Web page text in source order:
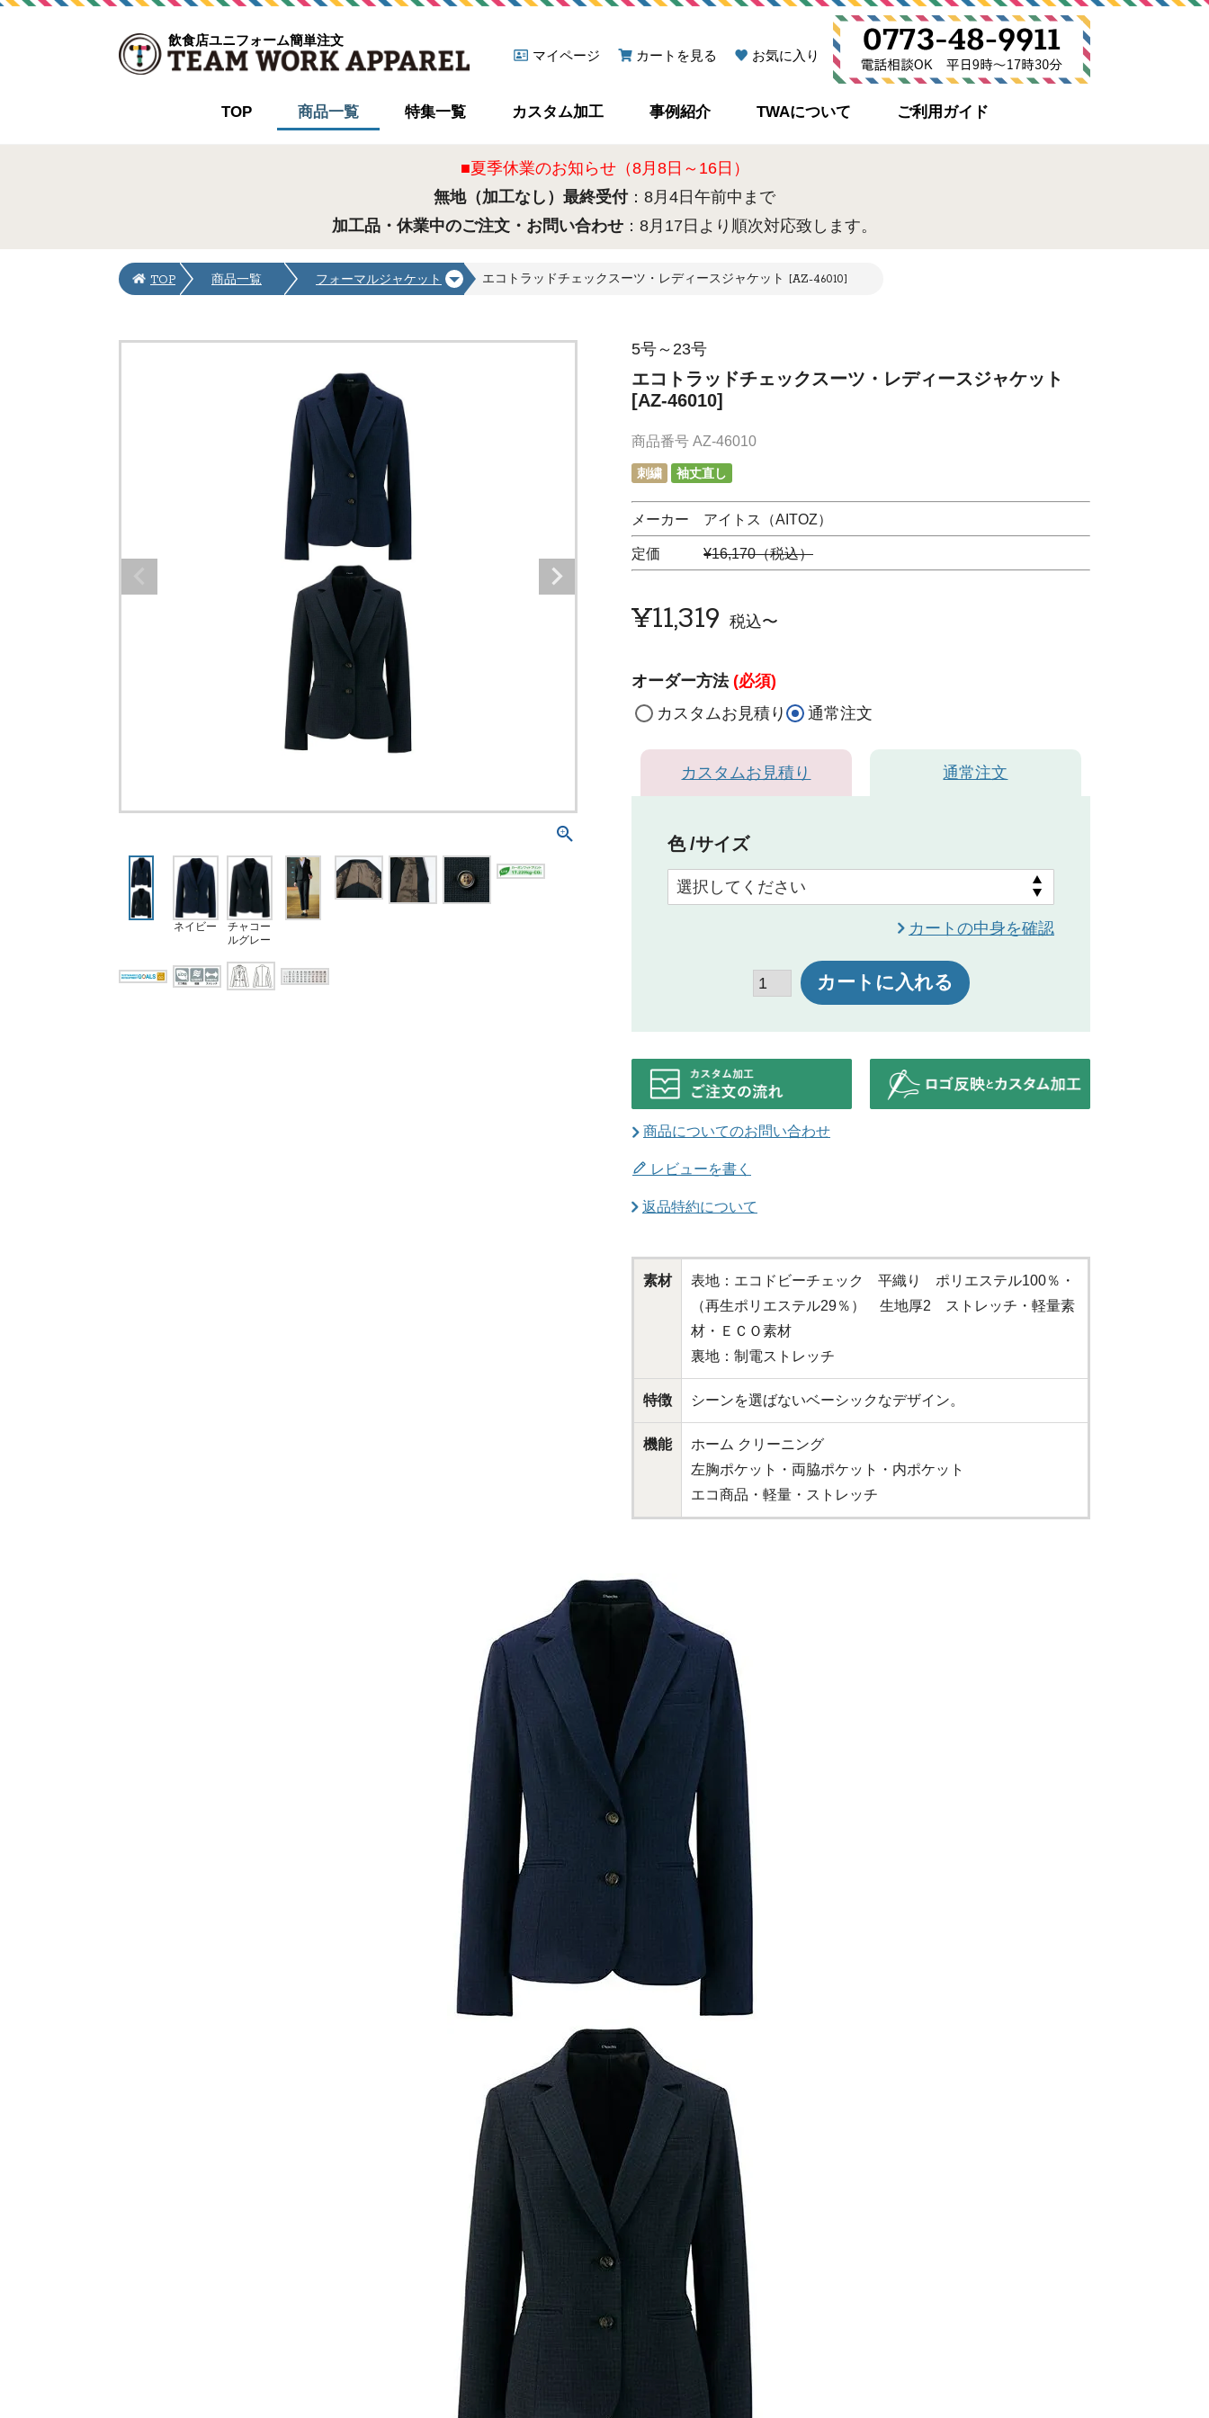
飲食店ユニフォーム簡単注文
マイページ
カートを見る お気に入り
TOP 商品一覧 特集一覧 カスタム加工 事例紹介 TWAについて ご利用ガイド
■夏季休業のお知らせ（8月8日～16日）
無地（加工なし）最終受付：8月4日午前中まで
加工品・休業中のご注文・お問い合わせ ：8月17日より順次対応致します。
TOP 商品一覧 フォーマルジャケット エコトラッドチェックスーツ・レディースジャケット [AZ-46010]
5号～23号
エコトラッドチェックスーツ・レディースジャケット
[AZ-46010]
商品番号 AZ-46010
ネイビー
チャコー
ルグレー
刺繍 袖丈直し
メーカー アイトス（AITOZ）
定価 ¥16,170（税込）
¥11,319 税込〜
オーダー方法 (必須)
カスタムお見積り
通常注文
カスタムお見積り 通常注文
色 サイズ
カートの中身を確認
カートに入れる
商品についてのお問い合わせ
レビューを書く
返品特約について
素材
表地：エコドビーチェック 平織り ポリエステル100％・
（再生ポリエステル29％） 生地厚2 ストレッチ・軽量素
材・ＥＣＯ素材
裏地：制電ストレッチ
特徴 シーンを選ばないベーシックなデザイン。
機能
ホーム クリーニング
左胸ポケット・両脇ポケット・内ポケット
エコ商品・軽量・ストレッチ